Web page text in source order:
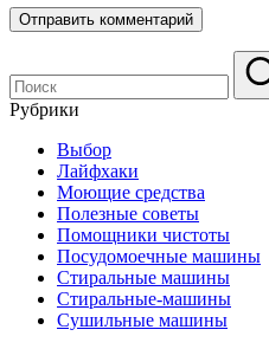
Рубрики
Выбор
Лайфхаки
Моющие средства
Полезные советы
Помощники чистоты
Посудомоечные машины
Стиральные машины
Стиральные-машины
Сушильные машины